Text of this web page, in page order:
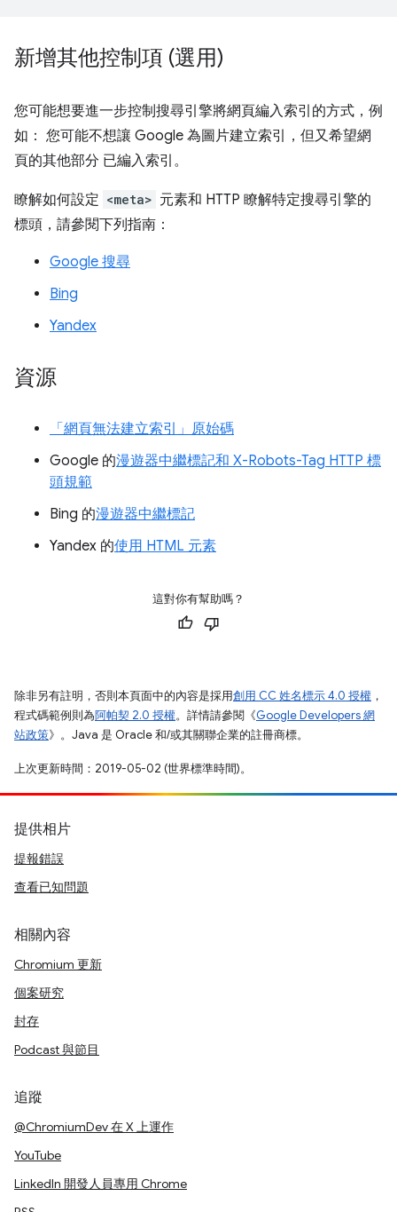
新增其他控制項 (選用)
您可能想要進一步控制搜尋引擎將網頁編入索引的方式，例
如： 您可能不想讓 Google 為圖片建立索引，但又希望網
頁的其他部分 已編入索引。
瞭解如何設定 <meta> 元素和 HTTP 瞭解特定搜尋引擎的
標頭，請參閱下列指南：
Google 搜尋
Bing
Yandex
資源
「網頁無法建立索引」 原始碼
Google 的漫遊器中繼標記和 X-Robots-Tag HTTP 標
頭規範
Bing 的漫遊器中繼標記
Yandex 的使用 HTML 元素
這對你有幫助嗎？
除非另有註明，否則本頁面中的內容是採用創用 CC 姓名標示 4.0 授權 ，
程式碼範例則為阿帕契 2.0 授權。詳情請參閱《Google Developers 網
站政策》。Java 是 Oracle 和/或其關聯企業的註冊商標。
上次更新時間：2019-05-02 (世界標準時間)。
提供相片
提報錯誤
查看已知問題
相關內容
Chromium 更新
個案研究
封存
Podcast 與節目
追蹤
@ChromiumDev 在 X 上運作
YouTube
LinkedIn 開發人員專用 Chrome